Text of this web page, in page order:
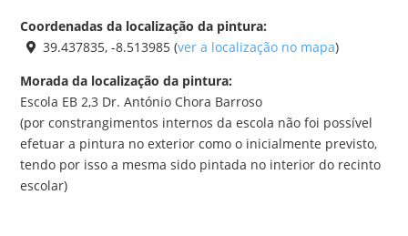
Coordenadas da localização da pintura:
39.437835, -8.513985 (ver a localização no mapa)
Morada da localização da pintura:
Escola EB 2,3 Dr. António Chora Barroso
(por constrangimentos internos da escola não foi possível
efetuar a pintura no exterior como o inicialmente previsto,
tendo por isso a mesma sido pintada no interior do recinto
escolar)